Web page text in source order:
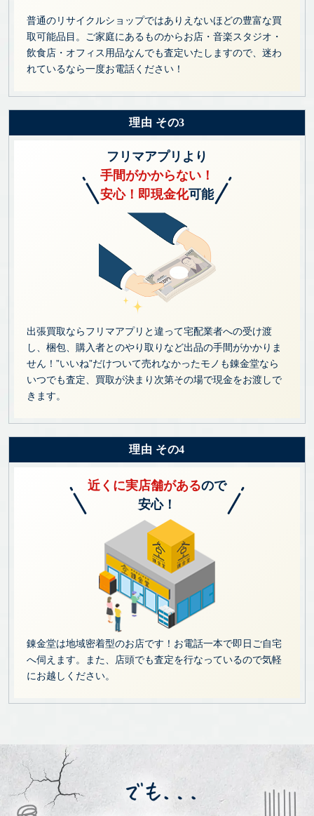
普通のリサイクルショップではありえないほどの豊富な買
取可能品目。ご家庭にあるものからお店・音楽スタジオ・
飲食店・オフィス用品なんでも査定いたしますので、迷わ
れているなら一度お電話ください！
理由 その3
フリマアプリより
手間がかからない！
安心！即現金化可能
出張買取ならフリマアプリと違って宅配業者への受け渡
し、梱包、購入者とのやり取りなど出品の手間がかかりま
せん！”いいね”だけついて売れなかったモノも錬金堂なら
いつでも査定、買取が決まり次第その場で現金をお渡しで
きます。
理由 その4
近くに実店舗があるので
安心！
錬金堂は地域密着型のお店です！お電話一本で即日ご自宅
へ伺えます。また、店頭でも査定を行なっているので気軽
にお越しください。